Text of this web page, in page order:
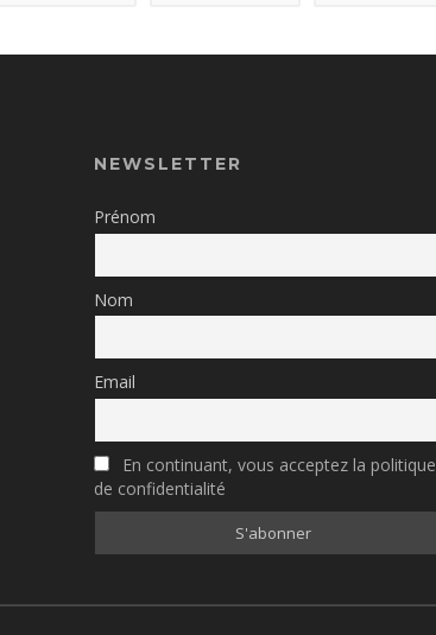
NEWSLETTER
Prénom
Nom
Email
En continuant, vous acceptez la politique
de confidentialité